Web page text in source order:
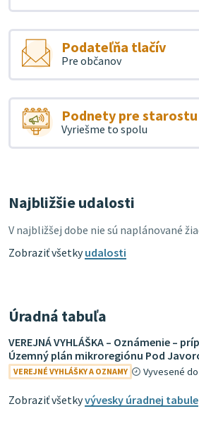
Podateľňa tlačív
Pre občanov
Podnety pre starostu
Vyriešme to spolu
Najbližšie udalosti
V najbližšej dobe nie sú naplánované
Zobraziť všetkyudalosti
Úradná tabuľa
VEREJNÁ VYHLÁŠKA – Oznámenie –
Územný plán mikroregiónu Pod
VEREJNÉ VYHLÁŠKY A OZNAMY Vyvesené
Zobraziť všetkyvývesky úradnej tabule